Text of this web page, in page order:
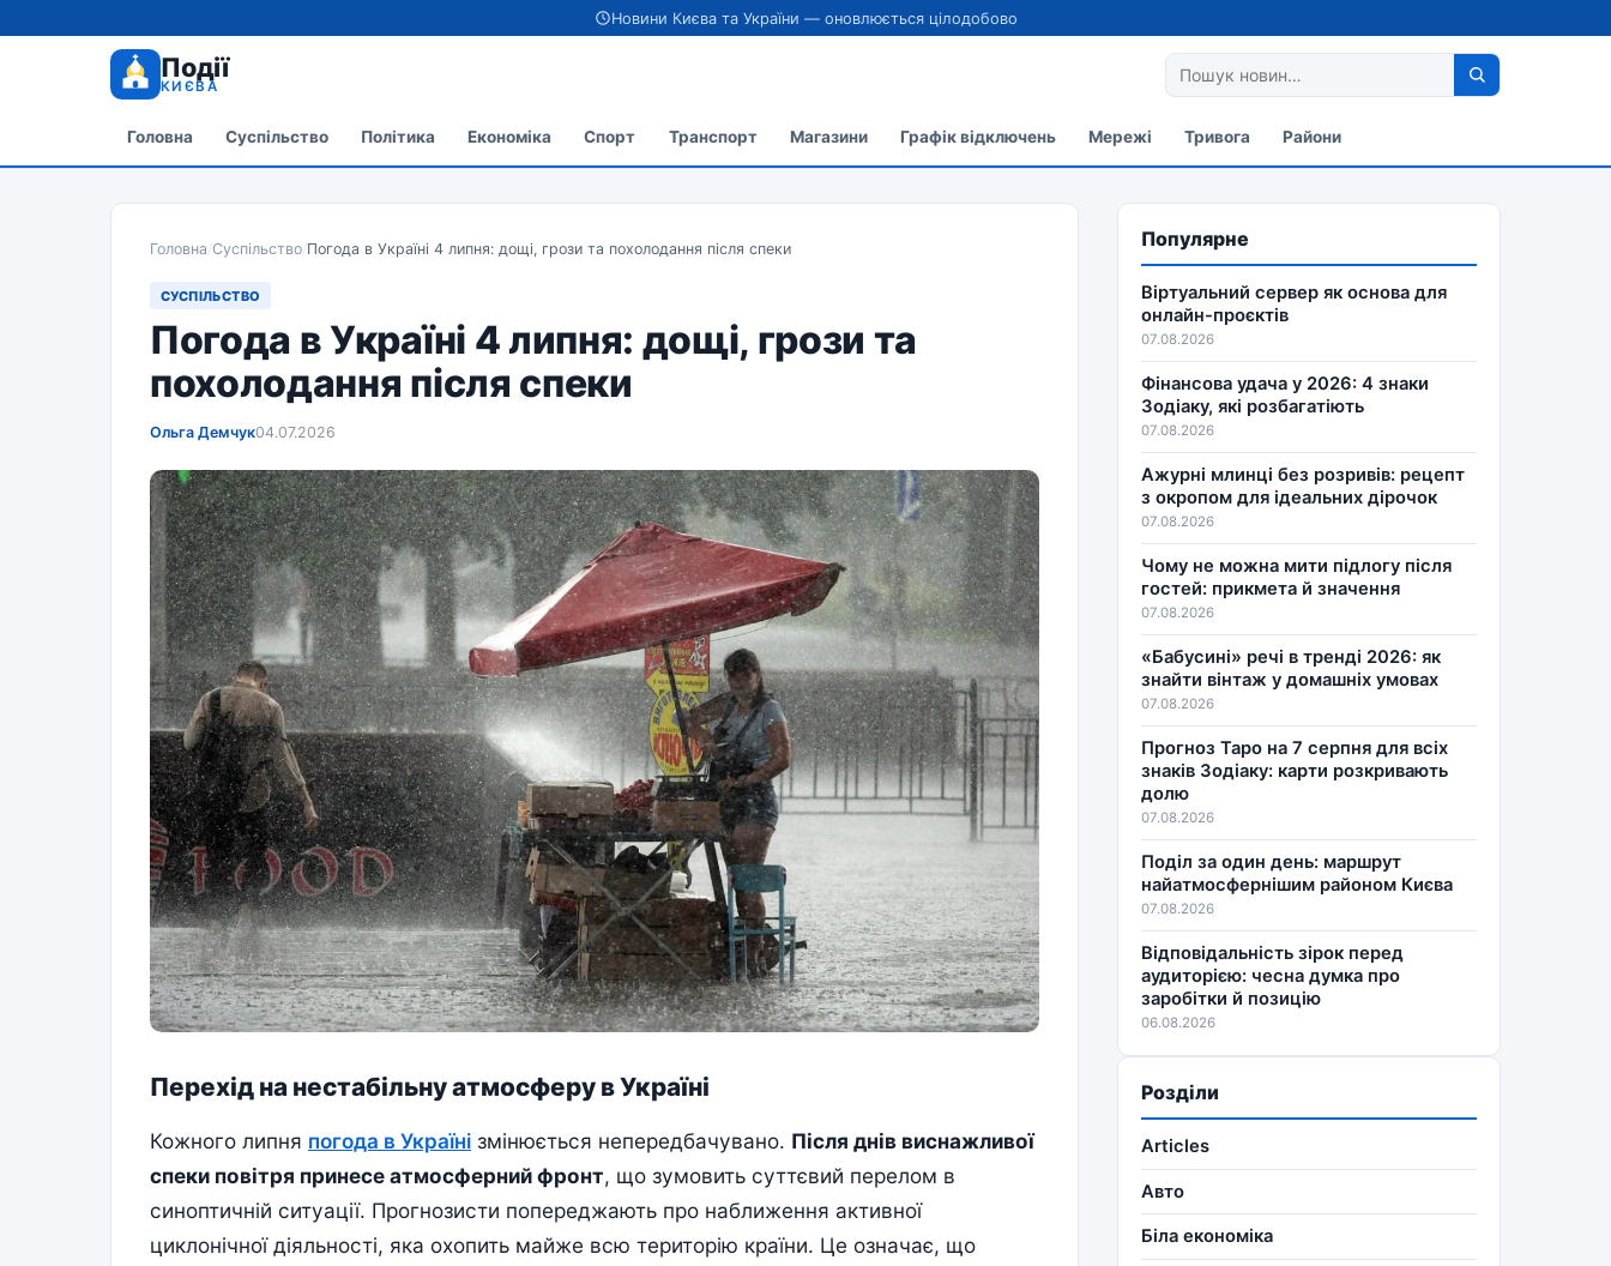
Новини Києва та України — оновлюється цілодобово
Події
КИЄВА
Головна Суспільство Політика Економіка Спорт Транспорт Магазини Графік відключень Мережі Тривога Райони
Головна/Суспільство/Погода в Україні 4 липня: дощі, грози та похолодання після спеки
СУСПІЛЬСТВО
Погода в Україні 4 липня: дощі, грози та
похолодання після спеки
Ольга Демчук04.07.2026
Перехід на нестабільну атмосферу в Україні
Кожного липня погода в Україні змінюється непередбачувано. Після днів виснажливої
спеки повітря принесе атмосферний фронт, що зумовить суттєвий перелом в
синоптичній ситуації. Прогнозисти попереджають про наближення активної
циклонічної діяльності, яка охопить майже всю територію країни. Це означає, що
Популярне
Віртуальний сервер як основа для
онлайн-проєктів
07.08.2026
Фінансова удача у 2026: 4 знаки
Зодіаку, які розбагатіють
07.08.2026
Ажурні млинці без розривів: рецепт
з окропом для ідеальних дірочок
07.08.2026
Чому не можна мити підлогу після
гостей: прикмета й значення
07.08.2026
«Бабусині» речі в тренді 2026: як
знайти вінтаж у домашніх умовах
07.08.2026
Прогноз Таро на 7 серпня для всіх
знаків Зодіаку: карти розкривають
долю
07.08.2026
Поділ за один день: маршрут
найатмосфернішим районом Києва
07.08.2026
Відповідальність зірок перед
аудиторією: чесна думка про
заробітки й позицію
06.08.2026
Розділи
Articles
Авто
Біла економіка